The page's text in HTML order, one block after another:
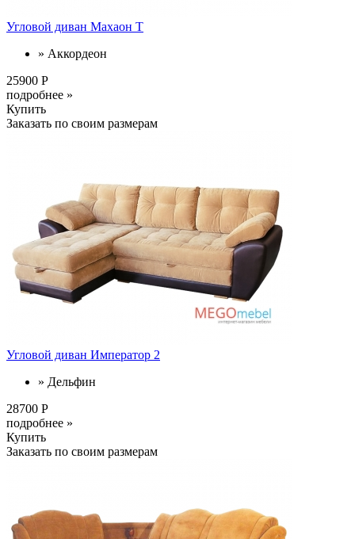
Угловой диван Махаон Т
» Аккордеон
25900 Р
подробнее »
Купить
Заказать по своим размерам
Угловой диван Император 2
» Дельфин
28700 Р
подробнее »
Купить
Заказать по своим размерам